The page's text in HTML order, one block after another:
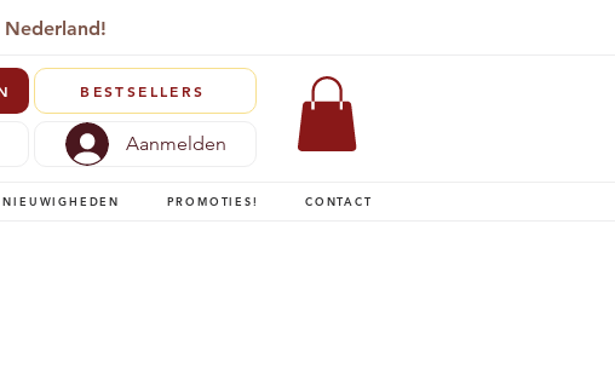
BESTSELLERS
Aanmelden
NIEUWIGHEDEN PROMOTIES! CONTACT